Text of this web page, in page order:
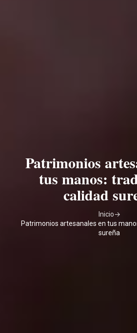
Patrimonios
tus manos:
calidad
Inicio→
Patrimonios artesanales en tus
sureña